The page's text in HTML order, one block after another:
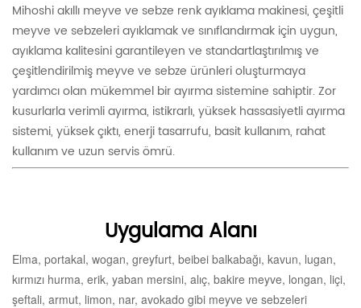
Mihoshi akıllı meyve ve sebze renk ayıklama makinesi, çeşitli
meyve ve sebzeleri ayıklamak ve sınıflandırmak için uygun,
ayıklama kalitesini garantileyen ve standartlaştırılmış ve
çeşitlendirilmiş meyve ve sebze ürünleri oluşturmaya
yardımcı olan mükemmel bir ayırma sistemine sahiptir. Zor
kusurlarla verimli ayırma, istikrarlı, yüksek hassasiyetli ayırma
sistemi, yüksek çıktı, enerji tasarrufu, basit kullanım, rahat
kullanım ve uzun servis ömrü.
Uygulama Alanı
Elma, portakal, wogan, greyfurt, beibei balkabağı, kavun, lugan,
kırmızı hurma, erik, yaban mersini, alıç, bakire meyve, longan, liçi,
şeftali, armut, limon, nar, avokado gibi meyve ve sebzeleri